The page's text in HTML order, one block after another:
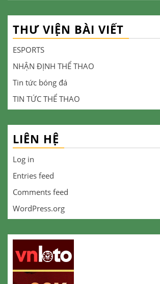
THƯ VIỆN BÀI VIẾT
ESPORTS
NHẬN ĐỊNH THỂ THAO
Tin tức bóng đá
TIN TỨC THỂ THAO
LIÊN HỆ
Log in
Entries feed
Comments feed
WordPress.org